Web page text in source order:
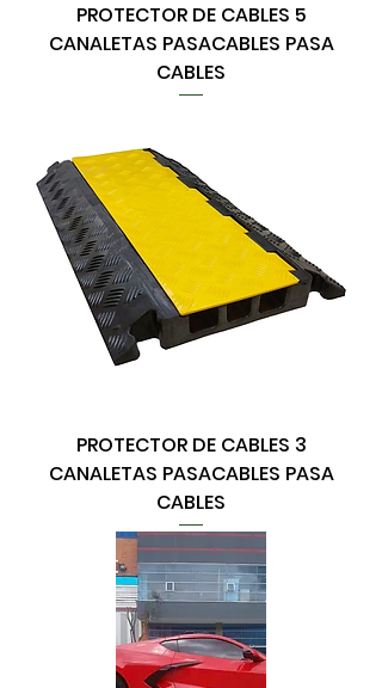
PROTECTOR DE CABLES 5
CANALETAS PASACABLES PASA
CABLES
PROTECTOR DE CABLES 3
CANALETAS PASACABLES PASA
CABLES